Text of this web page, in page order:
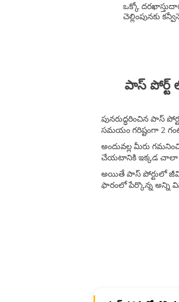
ఒక్కో
చెల్లింపునకు
పాస్ పోర్ట్
పునరుద్ధరించిన పాస్
సమయం గరిష్టంగా 2
అందువల్ల మీరు
చేయటానికి ఇక్కడ చాలా
అయితే పాస్ పోర్టులో జీవిత
ఫారంలో పేర్కొన్న అన్ని